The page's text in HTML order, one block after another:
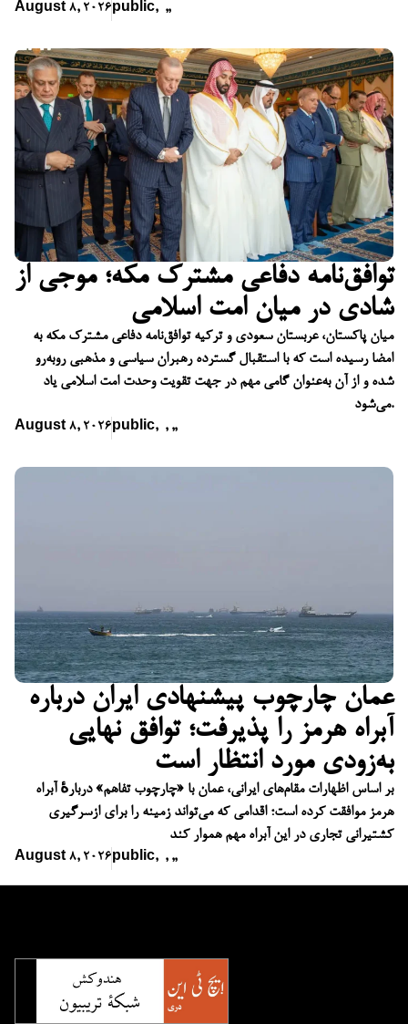
August 8, 2026 public, ,,
توافق‌نامه دفاعی مشترک مکه؛ موجی از
شادی در میان امت اسلامی
میان پاکستان، عربستان سعودی و ترکیه توافق‌نامه دفاعی مشترک مکه به
امضا رسیده است که با استقبال گسترده رهبران سیاسی و مذهبی روبه‌رو
شده و از آن به‌عنوان گامی مهم در جهت تقویت وحدت امت اسلامی یاد
می‌شود.
August 8, 2026 public, ,,,
عمان چارچوب پیشنهادی ایران درباره
آبراه هرمز را پذیرفت؛ توافق نهایی
به‌زودی مورد انتظار است
بر اساس اظهارات مقام‌های ایرانی، عمان با «چارچوب تفاهم» دربارهٔ آبراه
هرمز موافقت کرده است؛ اقدامی که می‌تواند زمینه را برای ازسرگیری
کشتیرانی تجاری در این آبراه مهم هموار کند
August 8, 2026 public, ,,,